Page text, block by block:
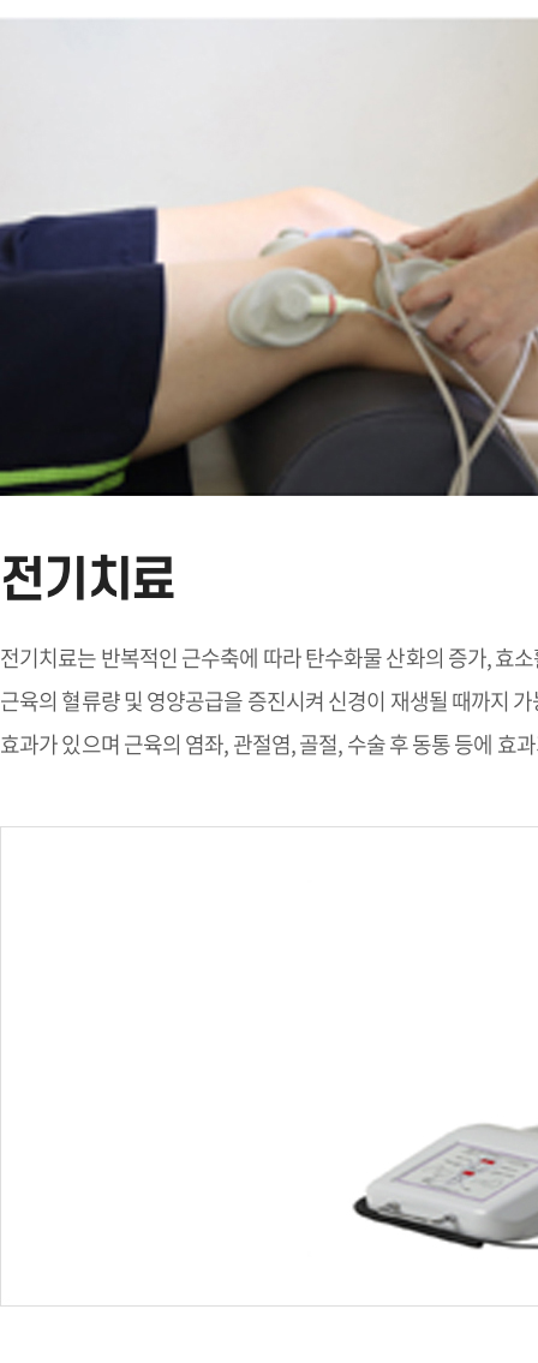
전기치료
전기치료는 반복적인 근수축에 따라 탄수화물 산화의 증가, 효
근육의 혈류량 및 영양공급을 증진시켜 신경이 재생될 때까지
효과가 있으며 근육의 염좌, 관절염, 골절, 수술 후 동통 등에 효